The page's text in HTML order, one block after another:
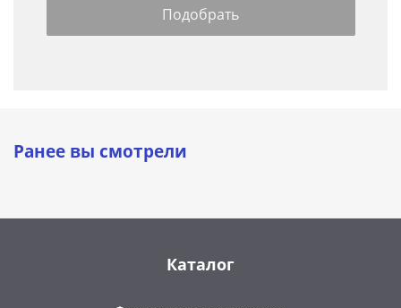
Ранее вы смотрели
Каталог